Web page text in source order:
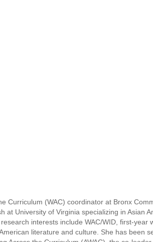
Curriculum (WAC) coordinator at Bronx
at University of Virginia specializing in Asian
interests include WAC/WID, first-year
literature and culture. She has been